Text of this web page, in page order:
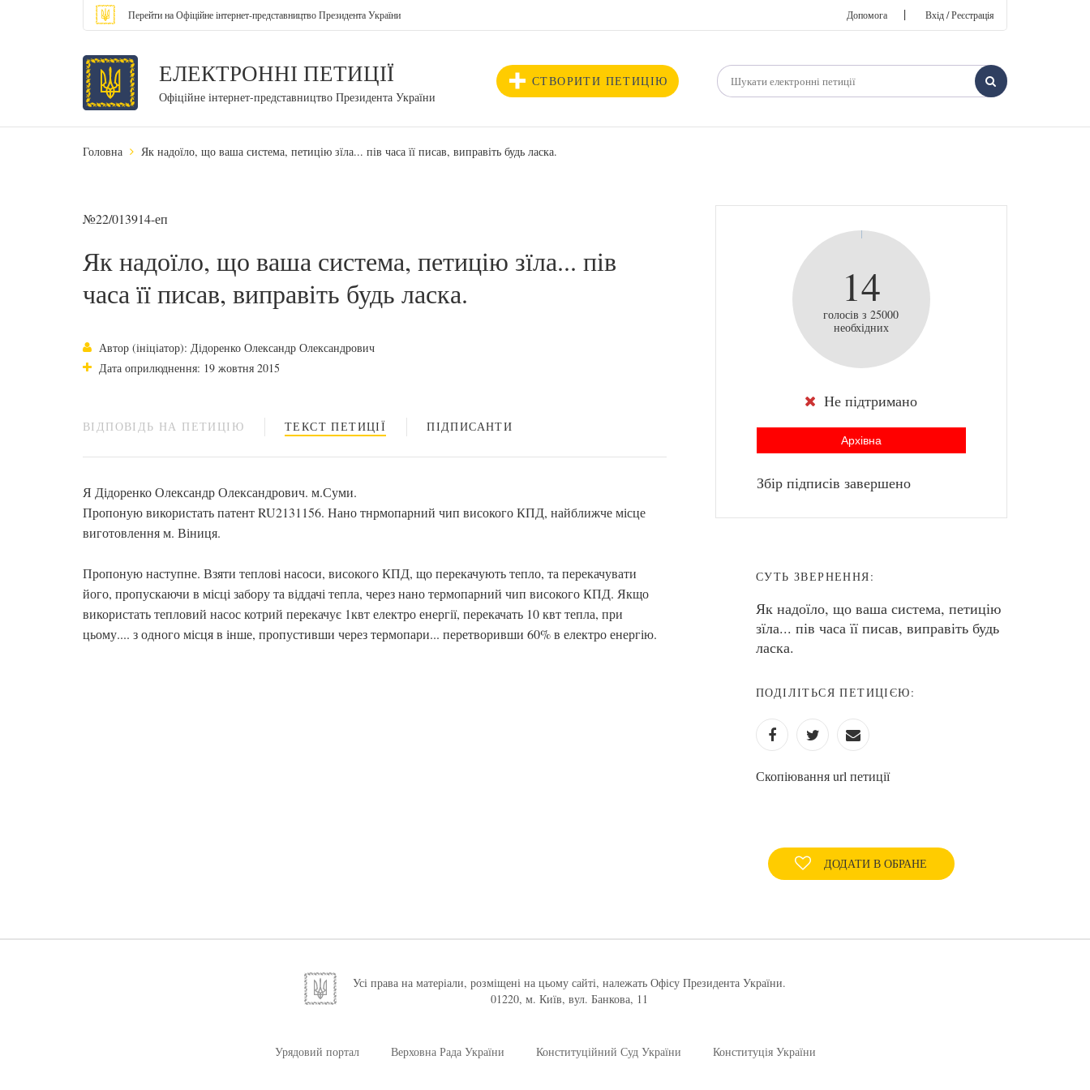
Перейти на Офіційне інтернет-представництво Президента України Допомога | Вхід / Реєстрація
ЕЛЕКТРОННІ ПЕТИЦІЇ
Офіційне інтернет-представництво Президента України
СТВОРИТИ ПЕТИЦІЮ
Головна Як надоїло, що ваша система, петицію зїла... пів часа її писав, виправіть будь ласка.
№22/013914-еп
Як надоїло, що ваша система, петицію зїла... пів
часа її писав, виправіть будь ласка.
Автор (ініціатор): Дідоренко Олександр Олександрович
Дата оприлюднення: 19 жовтня 2015
ВІДПОВІДЬ НА ПЕТИЦІЮ ТЕКСТ ПЕТИЦІЇ ПІДПИСАНТИ
Я Дідоренко Олександр Олександрович. м.Суми.
Пропоную використать патент RU2131156. Нано тнрмопарний чип високого КПД, найближче місце
виготовлення м. Віниця.
Пропоную наступне. Взяти теплові насоси, високого КПД, що перекачують тепло, та перекачувати
його, пропускаючи в місці забору та віддачі тепла, через нано термопарний чип високого КПД. Якщо
використать тепловий насос котрий перекачує 1квт електро енергії, перекачать 10 квт тепла, при
цьому.... з одного місця в інше, пропустивши через термопари... перетворивши 60% в електро енергію.
14
голосів з 25000
необхідних
Не підтримано
Архівна
Збір підписів завершено
СУТЬ ЗВЕРНЕННЯ:
Як надоїло, що ваша система, петицію
зїла... пів часа її писав, виправіть будь
ласка.
ПОДІЛІТЬСЯ ПЕТИЦІЄЮ:
Скопіювання url петиції
ДОДАТИ В ОБРАНЕ
Усі права на матеріали, розміщені на цьому сайті, належать Офісу Президента України.
01220, м. Київ, вул. Банкова, 11
Урядовий портал Верховна Рада України Конституційний Суд України Конституція України